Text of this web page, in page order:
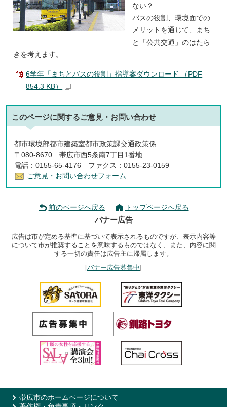
ない？
バスの役割、環境面での
メリットを通じて、まち
と「公共交通」のはたら
きを考えます。
6学年「まちとバスの役割」指導案ダウンロード （PDF
854.3 KB）
このページに関するご意見・お問い合わせ
都市環境部都市建築室都市政策課交通政策係
〒080-8670 帯広市西5条南7丁目1番地
電話：0155-65-4176 ファクス：0155-23-0159
ご意見・お問い合わせフォーム
前のページへ戻る トップページへ戻る
バナー広告
広告は市が定める基準に基づいて表示されるものですが、表示内容等
について市が推奨することを意味するものではなく、また、内容に関
する一切の責任は広告主に帰属します。
[バナー広告募集中]
帯広市のホームページについて